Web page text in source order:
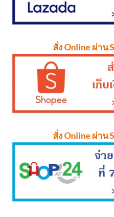
สั่ง Online ผ่าน
สั่ง Online ผ่าน